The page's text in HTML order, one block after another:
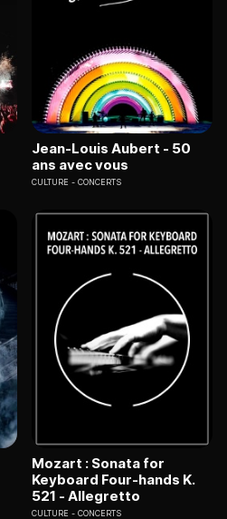
Jean-Louis Aubert - 50
ans avec vous
CULTURE CONCERTS
Mozart : Sonata for
Keyboard Four-hands K.
521 - Allegretto
CULTURE CONCERTS